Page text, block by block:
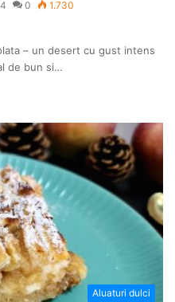
0 1.730
– un desert cu gust intens
de bun si…
Aluaturi dulci